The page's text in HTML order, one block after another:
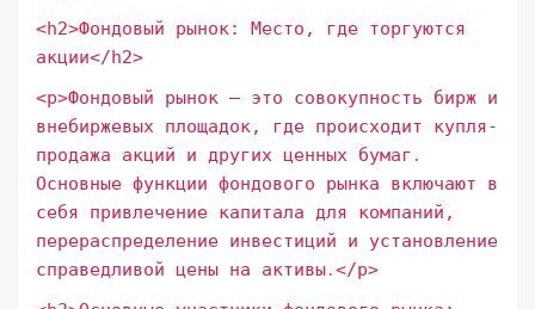
<h2>Фондовый рынок: Место, где торгуются
акции</h2>
<p>Фондовый рынок – это совокупность бирж и
внебиржевых площадок, где происходит купля-
продажа акций и других ценных бумаг․
Основные функции фондового рынка включают в
себя привлечение капитала для компаний,
перераспределение инвестиций и установление
справедливой цены на активы․</p>